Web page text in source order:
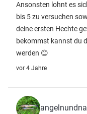
Ansonsten lohnt es
bis 5 zu versuchen
deine ersten Hechte
bekommst kannst du
werden 😊
vor 4 Jahre